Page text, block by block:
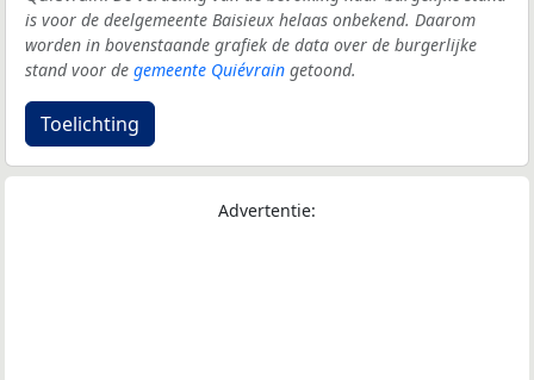
is voor de deelgemeente Baisieux helaas onbekend. Daarom
worden in bovenstaande grafiek de data over de burgerlijke
stand voor de gemeente Quiévrain getoond.
Toelichting
Advertentie: